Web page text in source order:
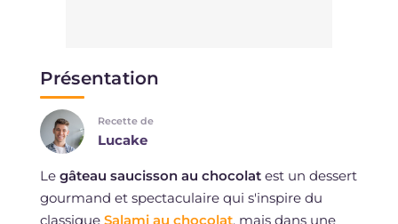
Présentation
Recette de
Lucake
Le gâteau saucisson au chocolatest un dessert
gourmand et spectaculaire qui s'inspire du
classique Salami au chocolat, mais dans une